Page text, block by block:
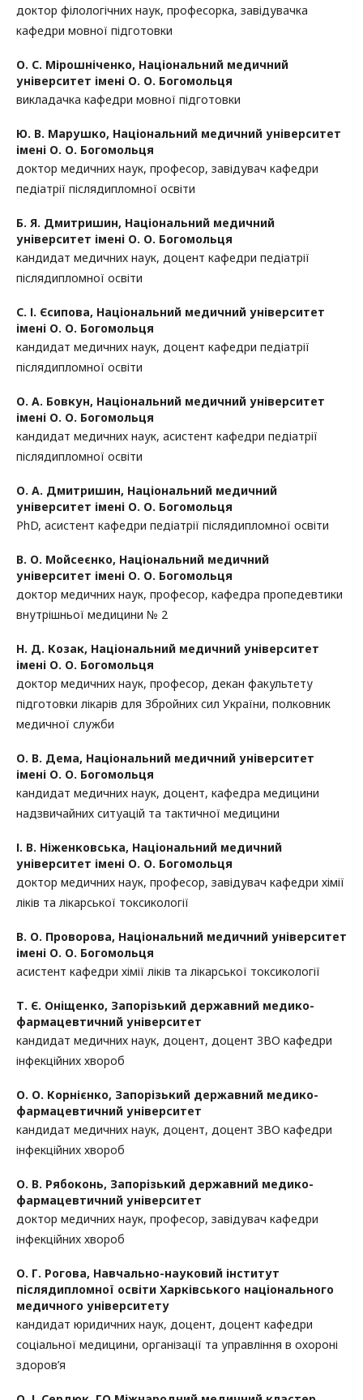
доктор філологічних наук, професорка, завідувачка
кафедри мовної підготовки
О. С. Мірошніченко, Національний медичний
університет імені О. О. Богомольця
викладачка кафедри мовної підготовки
Ю. В. Марушко, Національний медичний університет
імені О. О. Богомольця
доктор медичних наук, професор, завідувач кафедри
педіатрії післядипломної освіти
Б. Я. Дмитришин, Національний медичний
університет імені О. О. Богомольця
кандидат медичних наук, доцент кафедри педіатрії
післядипломної освіти
С. І. Єсипова, Національний медичний університет
імені О. О. Богомольця
кандидат медичних наук, доцент кафедри педіатрії
післядипломної освіти
О. А. Бовкун, Національний медичний університет
імені О. О. Богомольця
кандидат медичних наук, асистент кафедри педіатрії
післядипломної освіти
О. А. Дмитришин, Національний медичний
університет імені О. О. Богомольця
PhD, асистент кафедри педіатрії післядипломної освіти
В. О. Мойсеєнко, Національний медичний
університет імені О. О. Богомольця
доктор медичних наук, професор, кафедра пропедевтики
внутрішньої медицини № 2
Н. Д. Козак, Національний медичний університет
імені О. О. Богомольця
доктор медичних наук, професор, декан факультету
підготовки лікарів для Збройних сил України, полковник
медичної служби
О. В. Дема, Національний медичний університет
імені О. О. Богомольця
кандидат медичних наук, доцент, кафедра медицини
надзвичайних ситуацій та тактичної медицини
І. В. Ніженковська, Національний медичний
університет імені О. О. Богомольця
доктор медичних наук, професор, завідувач кафедри хімії
ліків та лікарської токсикології
В. О. Проворова, Національний медичний університет
імені О. О. Богомольця
асистент кафедри хімії ліків та лікарської токсикології
Т. Є. Оніщенко, Запорізький державний медико-
фармацевтичний університет
кандидат медичних наук, доцент, доцент ЗВО кафедри
інфекційних хвороб
О. О. Корнієнко, Запорізький державний медико-
фармацевтичний університет
кандидат медичних наук, доцент, доцент ЗВО кафедри
інфекційних хвороб
О. В. Рябоконь, Запорізький державний медико-
фармацевтичний університет
доктор медичних наук, професор, завідувач кафедри
інфекційних хвороб
О. Г. Рогова, Навчально-науковий інститут
післядипломної освіти Харківського національного
медичного університету
кандидат юридичних наук, доцент, доцент кафедри
соціальної медицини, організації та управління в охороні
здоров’я